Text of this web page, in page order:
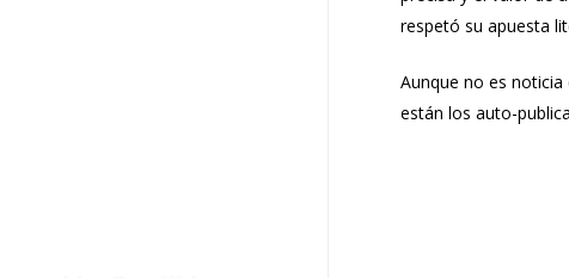
respetó su apuesta
Aunque no es
están los auto-